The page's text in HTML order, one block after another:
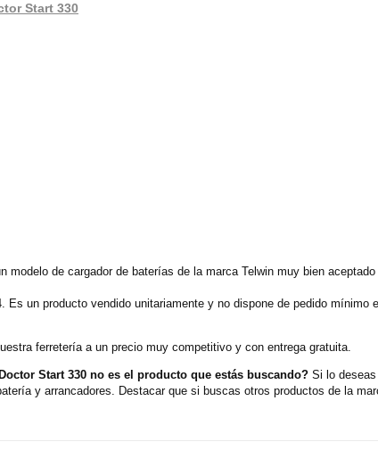
Start 330
modelo de cargador de baterías de la marca Telwin muy bien
Es un producto vendido unitariamente y no dispone de pedido mínimo
ferretería a un precio muy competitivo y con entrega gratuita.
Start 330 no es el producto que estás buscando? Si lo
y arrancadores. Destacar que si buscas otros productos de la